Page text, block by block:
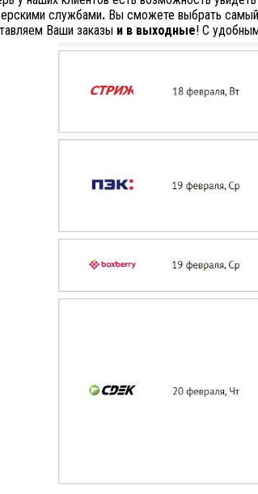
службами. Вы сможете выбрать самый
Ваши заказы и в выходные! С